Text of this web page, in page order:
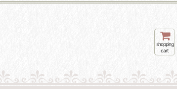
shopping
cart